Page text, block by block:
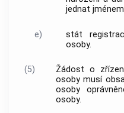
jednat
e)
stát
osoby.
(5)
Žádost o
osoby musí
osoby
osoby.